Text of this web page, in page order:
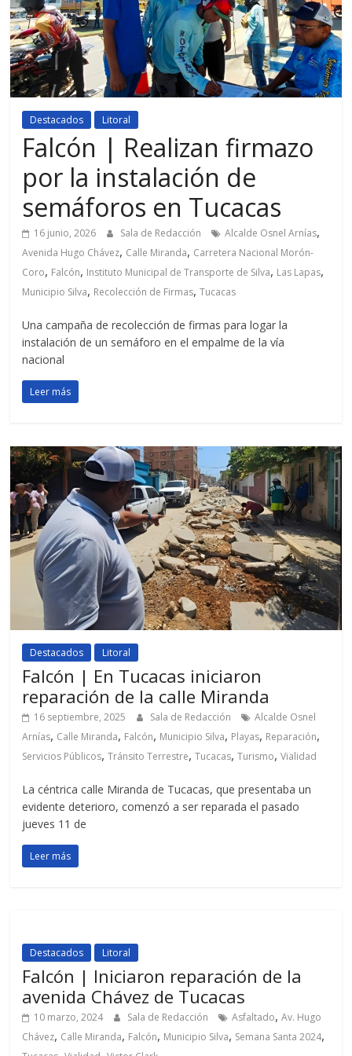
Destacados Litoral
Falcón | Realizan firmazo
por la instalación de
semáforos en Tucacas
16 junio, 2026 Sala de Redacción Alcalde Osnel Arnías,
Avenida Hugo Chávez, Calle Miranda, Carretera Nacional Morón-
Coro, Falcón, Instituto Municipal de Transporte de Silva, Las Lapas,
Municipio Silva, Recolección de Firmas,Tucacas
Una campaña de recolección de firmas para logar la
instalación de un semáforo en el empalme de la vía
nacional
Leer más
Destacados Litoral
Falcón | En Tucacas iniciaron
reparación de la calle Miranda
16 septiembre, 2025 Sala de Redacción
Alcalde Osnel
Arnías, Calle Miranda, Falcón, Municipio Silva, Playas, Reparación,
Servicios Públicos,Tránsito Terrestre,Tucacas,Turismo,Vialidad
La céntrica calle Miranda de Tucacas, que presentaba un
evidente deterioro, comenzó a ser reparada el pasado
jueves 11 de
Leer más
Destacados Litoral
Falcón | Iniciaron reparación de la
avenida Chávez de Tucacas
10 marzo, 2024 Sala de Redacción Asfaltado,Av. Hugo
Chávez, Calle Miranda, Falcón, Municipio Silva, Semana Santa 2024,